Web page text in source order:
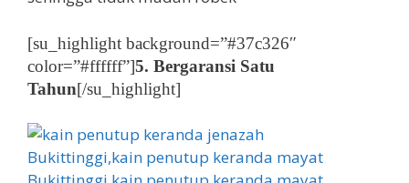
[su_highlight background=”#37c326″
color=”#ffffff”]5. Bergaransi Satu
Tahun[/su_highlight]